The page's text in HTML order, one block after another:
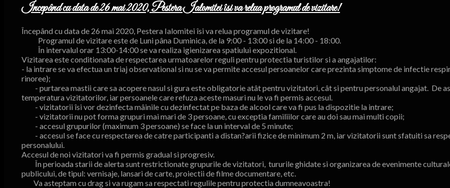
Începând cu data de 26 mai 2020, Pestera Ialomitei îsi va relua programul de vizitare!
Începând cu data de 26 mai 2020, Pestera Ialomitei îsi va relua programul de vizitare!
Programul de vizitare este de Luni pâna Duminica, de la 9:00 - 13:00 si de la 14:00 - 18:00.
În intervalul orar 13:00-14:00 se va realiza igienizarea spatiului expozitional.
Vizitarea este conditionata de respectarea urmatoarelor reguli pentru protectia turistilor si a angajatilor:
- la intrare se va efectua un triaj observational si nu se va permite accesul persoanelor care prezinta simptome de infectie
rinoree);
- purtarea mastii care sa acopere nasul si gura este obligatorie atât pentru vizitatori, cât si pentru personalul angajat. De
temperatura vizitatorilor, iar persoanele care refuza aceste masuri nu le va fi permis accesul.
- vizitatorii îsi vor dezinfecta mâinile cu dezinfectat pe baza de alcool care va fi pus la dispozitie la intrare;
- vizitatorii nu pot forma grupuri mai mari de 3 persoane, cu exceptia familiilor care au doi sau mai multi copii;
- accesul grupurilor (maximum 3 persoane) se face la un interval de 5 minute;
- accesul se face cu respectarea de catre participanti a distan?arii fizice de minimum 2 m, iar vizitatorii sunt sfatuiti sa
personalului.
Accesul de noi vizitatori va fi permis gradual si progresiv.
În perioada starii de alerta sunt restrictionate grupurile de vizitatori, tururile ghidate si organizarea de evenimente
publicului, de tipul: vernisaje, lansari de carte, proiectii de filme documentare, etc.
Va asteptam cu drag si va rugam sa respectati regulile pentru protectia dumneavoastra!